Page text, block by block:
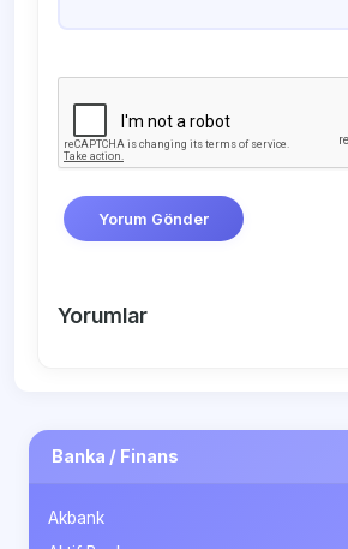
Yorum Gönder
Yorumlar
Banka / Finans
Akbank